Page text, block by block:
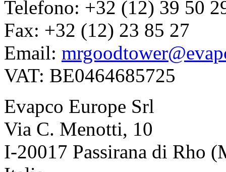
Telefono: +32 (12) 39 50
Fax: +32 (12) 23 85 27
Email:
VAT: BE0464685725
Evapco Europe Srl
Via C. Menotti, 10
I-20017 Passirana di Rho